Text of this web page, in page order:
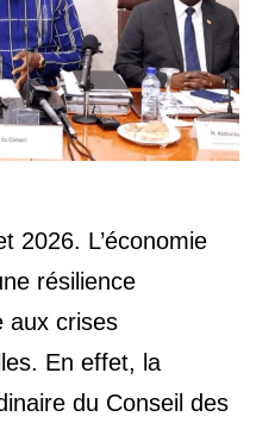
2026. L’économie
résilience
aux crises
En effet, la
du Conseil des